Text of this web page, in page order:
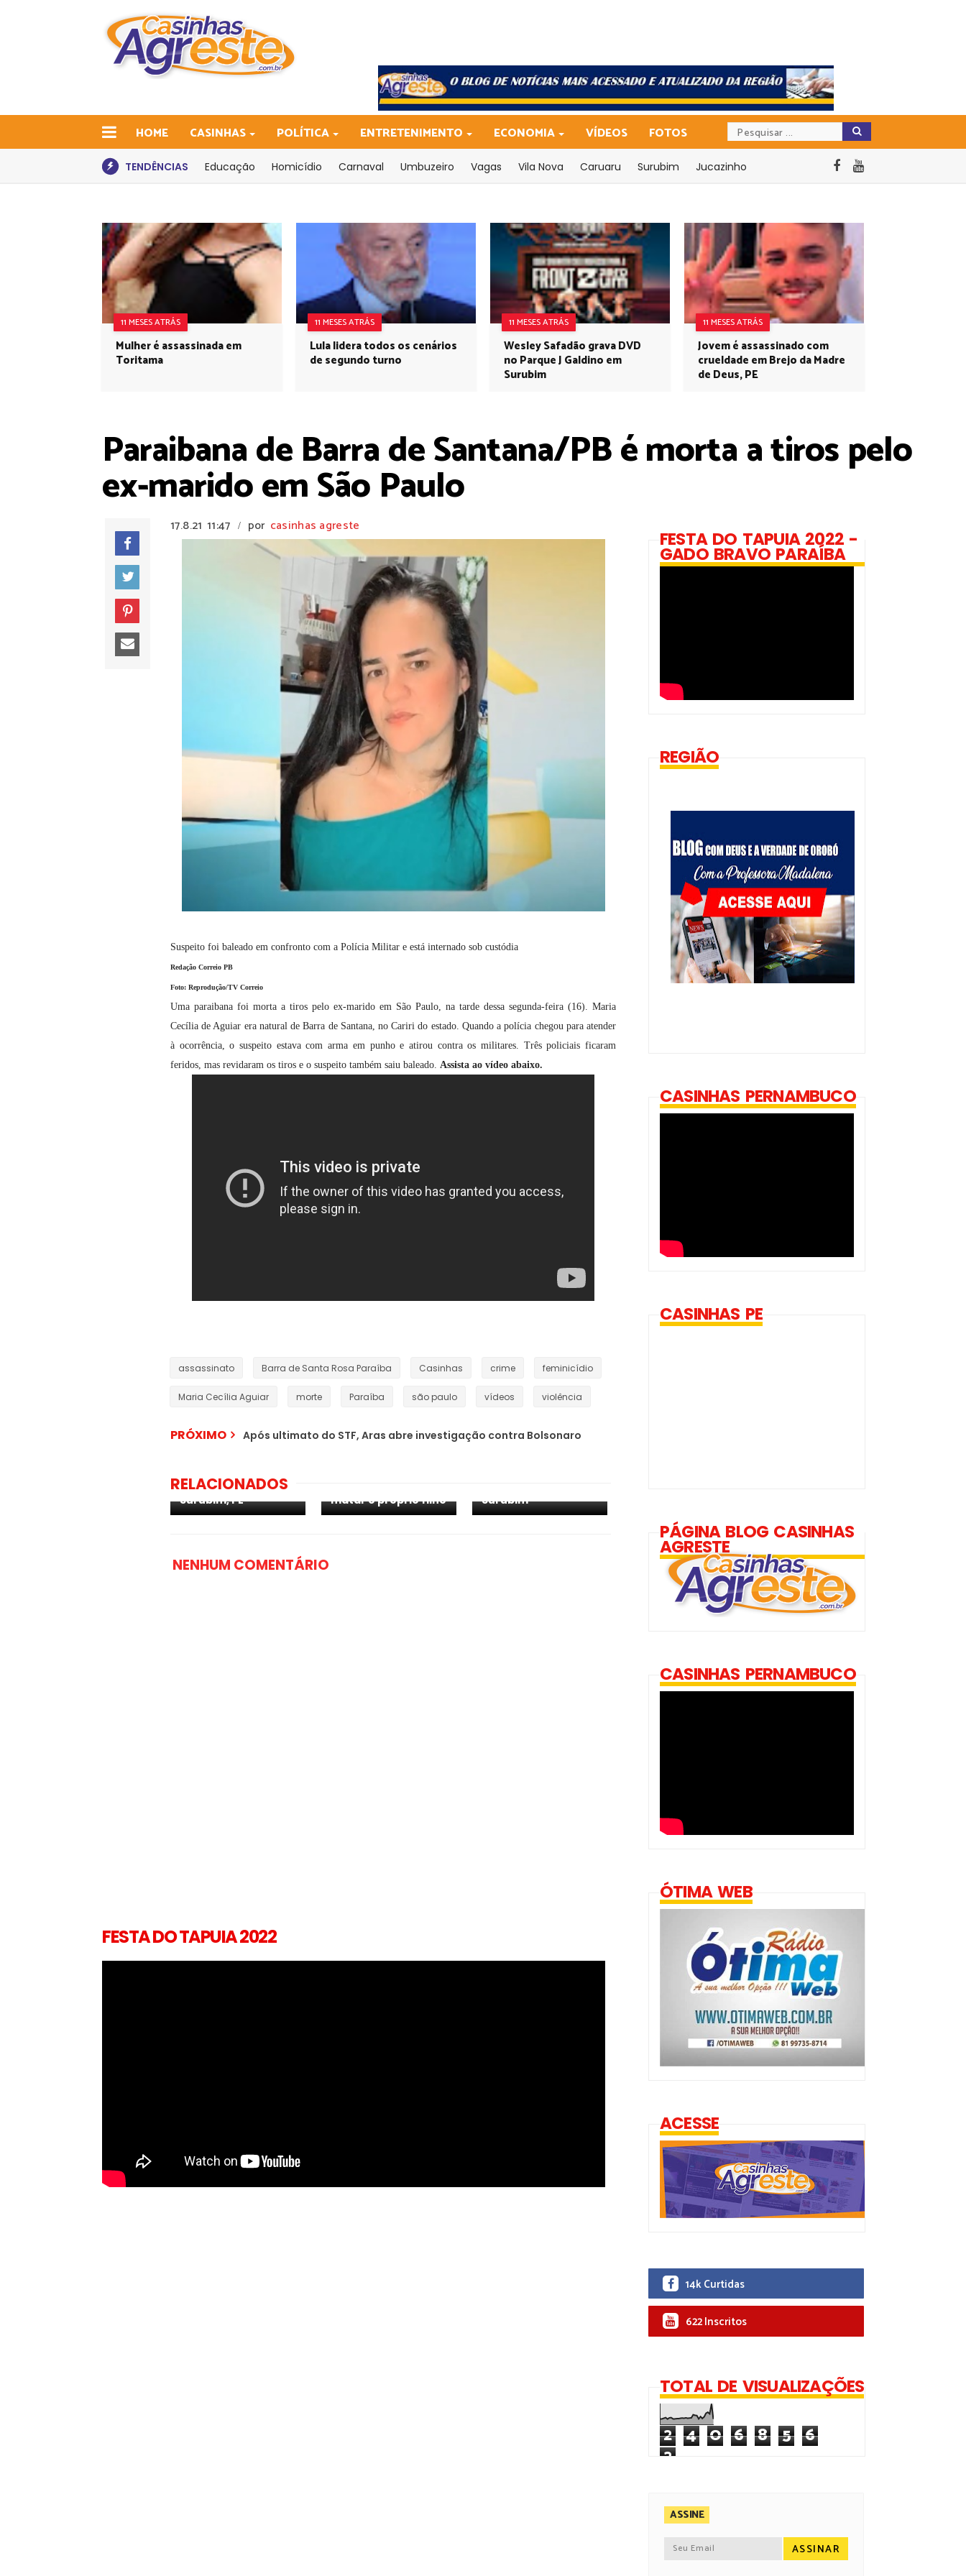
HOME CASINHAS POLÍTICA ENTRETENIMENTO ECONOMIA VÍDEOS FOTOS
TENDÊNCIAS Educação Homicídio Carnaval Umbuzeiro Vagas Vila Nova Caruaru Surubim Jucazinho
11 MESES ATRÁS
Mulher é assassinada em
Toritama
11 MESES ATRÁS
Lula lidera todos os cenários
de segundo turno
11 MESES ATRÁS
Wesley Safadão grava DVD
no Parque J Galdino em
Surubim
11 MESES ATRÁS
Jovem é assassinado com
crueldade em Brejo da Madre
de Deus, PE
Paraibana de Barra de Santana/PB é morta a tiros pelo
ex-marido em São Paulo
17.8.21 11:47 / por casinhas agreste
Suspeito foi baleado em confronto com a Polícia Militar e está internado sob custódia
Redação Correio PB
Foto: Reprodução/TV Correio
Uma paraibana foi morta a tiros pelo ex-marido em São Paulo, na tarde dessa segunda-feira (16). Maria
Cecília de Aguiar era natural de Barra de Santana, no Cariri do estado. Quando a polícia chegou para atender
à ocorrência, o suspeito estava com arma em punho e atirou contra os militares. Três policiais ficaram
feridos, mas revidaram os tiros e o suspeito também saiu baleado. Assista ao vídeo abaixo.
assassinato Barra de Santa Rosa Paraíba Casinhas crime feminicídio
Maria Cecília Aguiar morte Paraíba são paulo vídeos violência
PRÓXIMO Após ultimato do STF, Aras abre investigação contra Bolsonaro
RELACIONADOS
Mototaxista têm
assassinado em
Surubim, PE
matar o próprio filho
Surubim
NENHUM COMENTÁRIO
FESTA DO TAPUIA 2022
FESTA DO TAPUIA 2022 -
GADO BRAVO PARAÍBA
REGIÃO
CASINHAS PERNAMBUCO
CASINHAS PE
PÁGINA BLOG CASINHAS
AGRESTE
CASINHAS PERNAMBUCO
ÓTIMA WEB
ACESSE
14k Curtidas
622 Inscritos
TOTAL DE VISUALIZAÇÕES
2 4 0 6 8 5 6
2
ASSINE